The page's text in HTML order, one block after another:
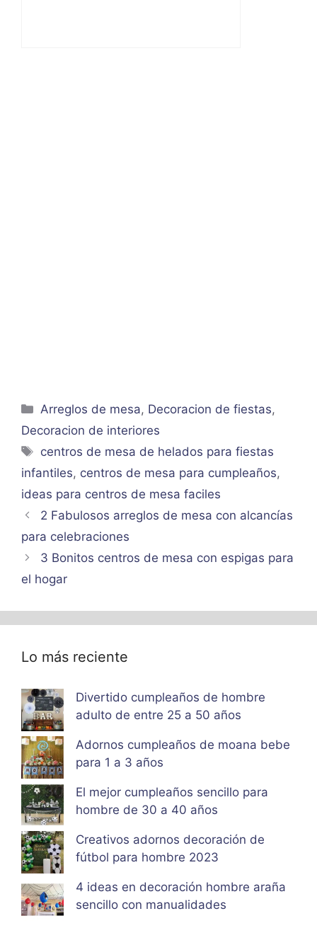
Categorías
Arreglos de mesa, Decoracion de fiestas,
Decoracion de interiores
Etiquetas
centros de mesa de helados para fiestas
infantiles, centros de mesa para cumpleaños,
ideas para centros de mesa faciles
2 Fabulosos arreglos de mesa con alcancías
para celebraciones
3 Bonitos centros de mesa con espigas para
el hogar
Lo más reciente
Divertido cumpleaños de hombre
adulto de entre 25 a 50 años
Adornos cumpleaños de moana bebe
para 1 a 3 años
El mejor cumpleaños sencillo para
hombre de 30 a 40 años
Creativos adornos decoración de
fútbol para hombre 2023
4 ideas en decoración hombre araña
sencillo con manualidades